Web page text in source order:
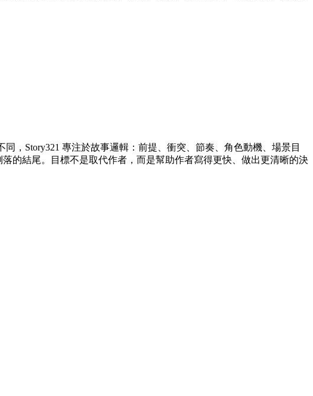
，Story321 專注於故事邏輯：前提、衝突、節奏、角色動機、場景目
的結尾。目標不是取代作者，而是幫助作者寫得更快、做出更清晰的決